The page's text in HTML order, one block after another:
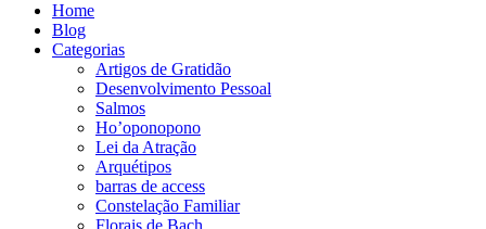
Home
Blog
Categorias
Artigos de Gratidão
Desenvolvimento Pessoal
Salmos
Ho’oponopono
Lei da Atração
Arquétipos
barras de access
Constelação Familiar
Florais de Bach